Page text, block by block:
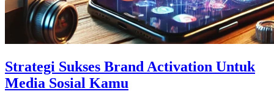
Strategi Sukses Brand Activation Untuk
Media Sosial Kamu